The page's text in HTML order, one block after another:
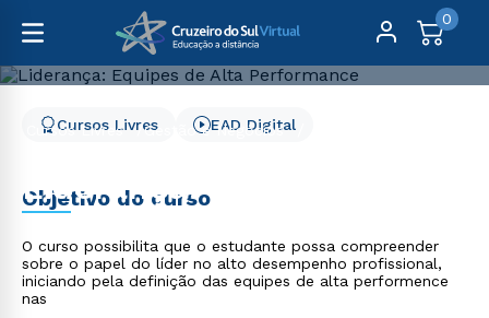
0
Cursos Livres
Gestão e Negócios
Liderança: Equipes de
Alta Performance
Cursos Livres EAD Digital
Objetivo do curso
O curso possibilita que o estudante possa compreender
sobre o papel do líder no alto desempenho profissional,
iniciando pela definição das equipes de alta performence
nas